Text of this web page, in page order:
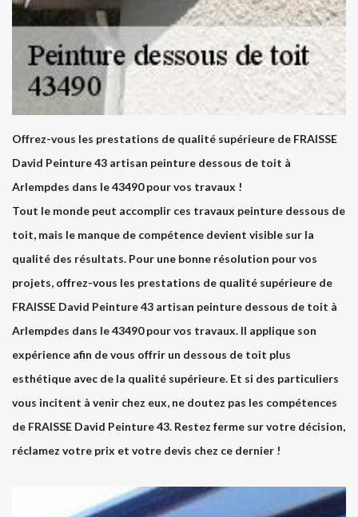
Offrez-vous les prestations de qualité supérieure de FRAISSE
David Peinture 43 artisan peinture dessous de toit à
Arlempdes dans le 43490 pour vos travaux !
Tout le monde peut accomplir ces travaux peinture dessous de
toit, mais le manque de compétence devient visible sur la
qualité des résultats. Pour une bonne résolution pour vos
projets, offrez-vous les prestations de qualité supérieure de
FRAISSE David Peinture 43 artisan peinture dessous de toit à
Arlempdes dans le 43490 pour vos travaux. Il applique son
expérience afin de vous offrir un dessous de toit plus
esthétique avec de la qualité supérieure. Et si des particuliers
vous incitent à venir chez eux, ne doutez pas les compétences
de FRAISSE David Peinture 43. Restez ferme sur votre décision,
réclamez votre prix et votre devis chez ce dernier !